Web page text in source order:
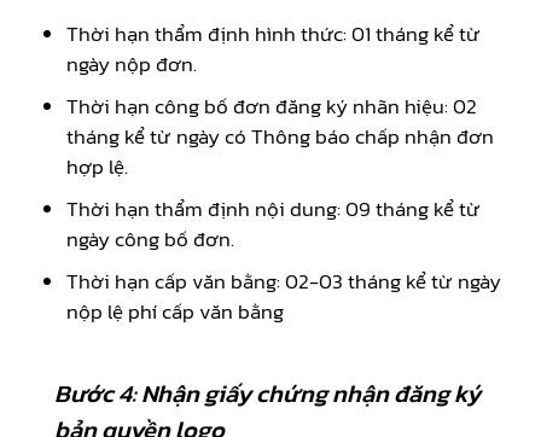
Thời hạn thẩm định hình thức: 01 tháng kể từ
ngày nộp đơn.
Thời hạn công bố đơn đăng ký nhãn hiệu: 02
tháng kể từ ngày có Thông báo chấp nhận đơn
hợp lệ.
Thời hạn thẩm định nội dung: 09 tháng kể từ
ngày công bố đơn.
Thời hạn cấp văn bằng: 02-03 tháng kể từ ngày
nộp lệ phí cấp văn bằng
Bước 4: Nhận giấy chứng nhận đăng ký
bản quyền logo